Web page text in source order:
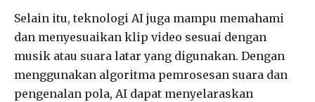
Selain itu, teknologi AI juga mampu memahami
dan menyesuaikan klip video sesuai dengan
musik atau suara latar yang digunakan. Dengan
menggunakan algoritma pemrosesan suara dan
pengenalan pola, AI dapat menyelaraskan